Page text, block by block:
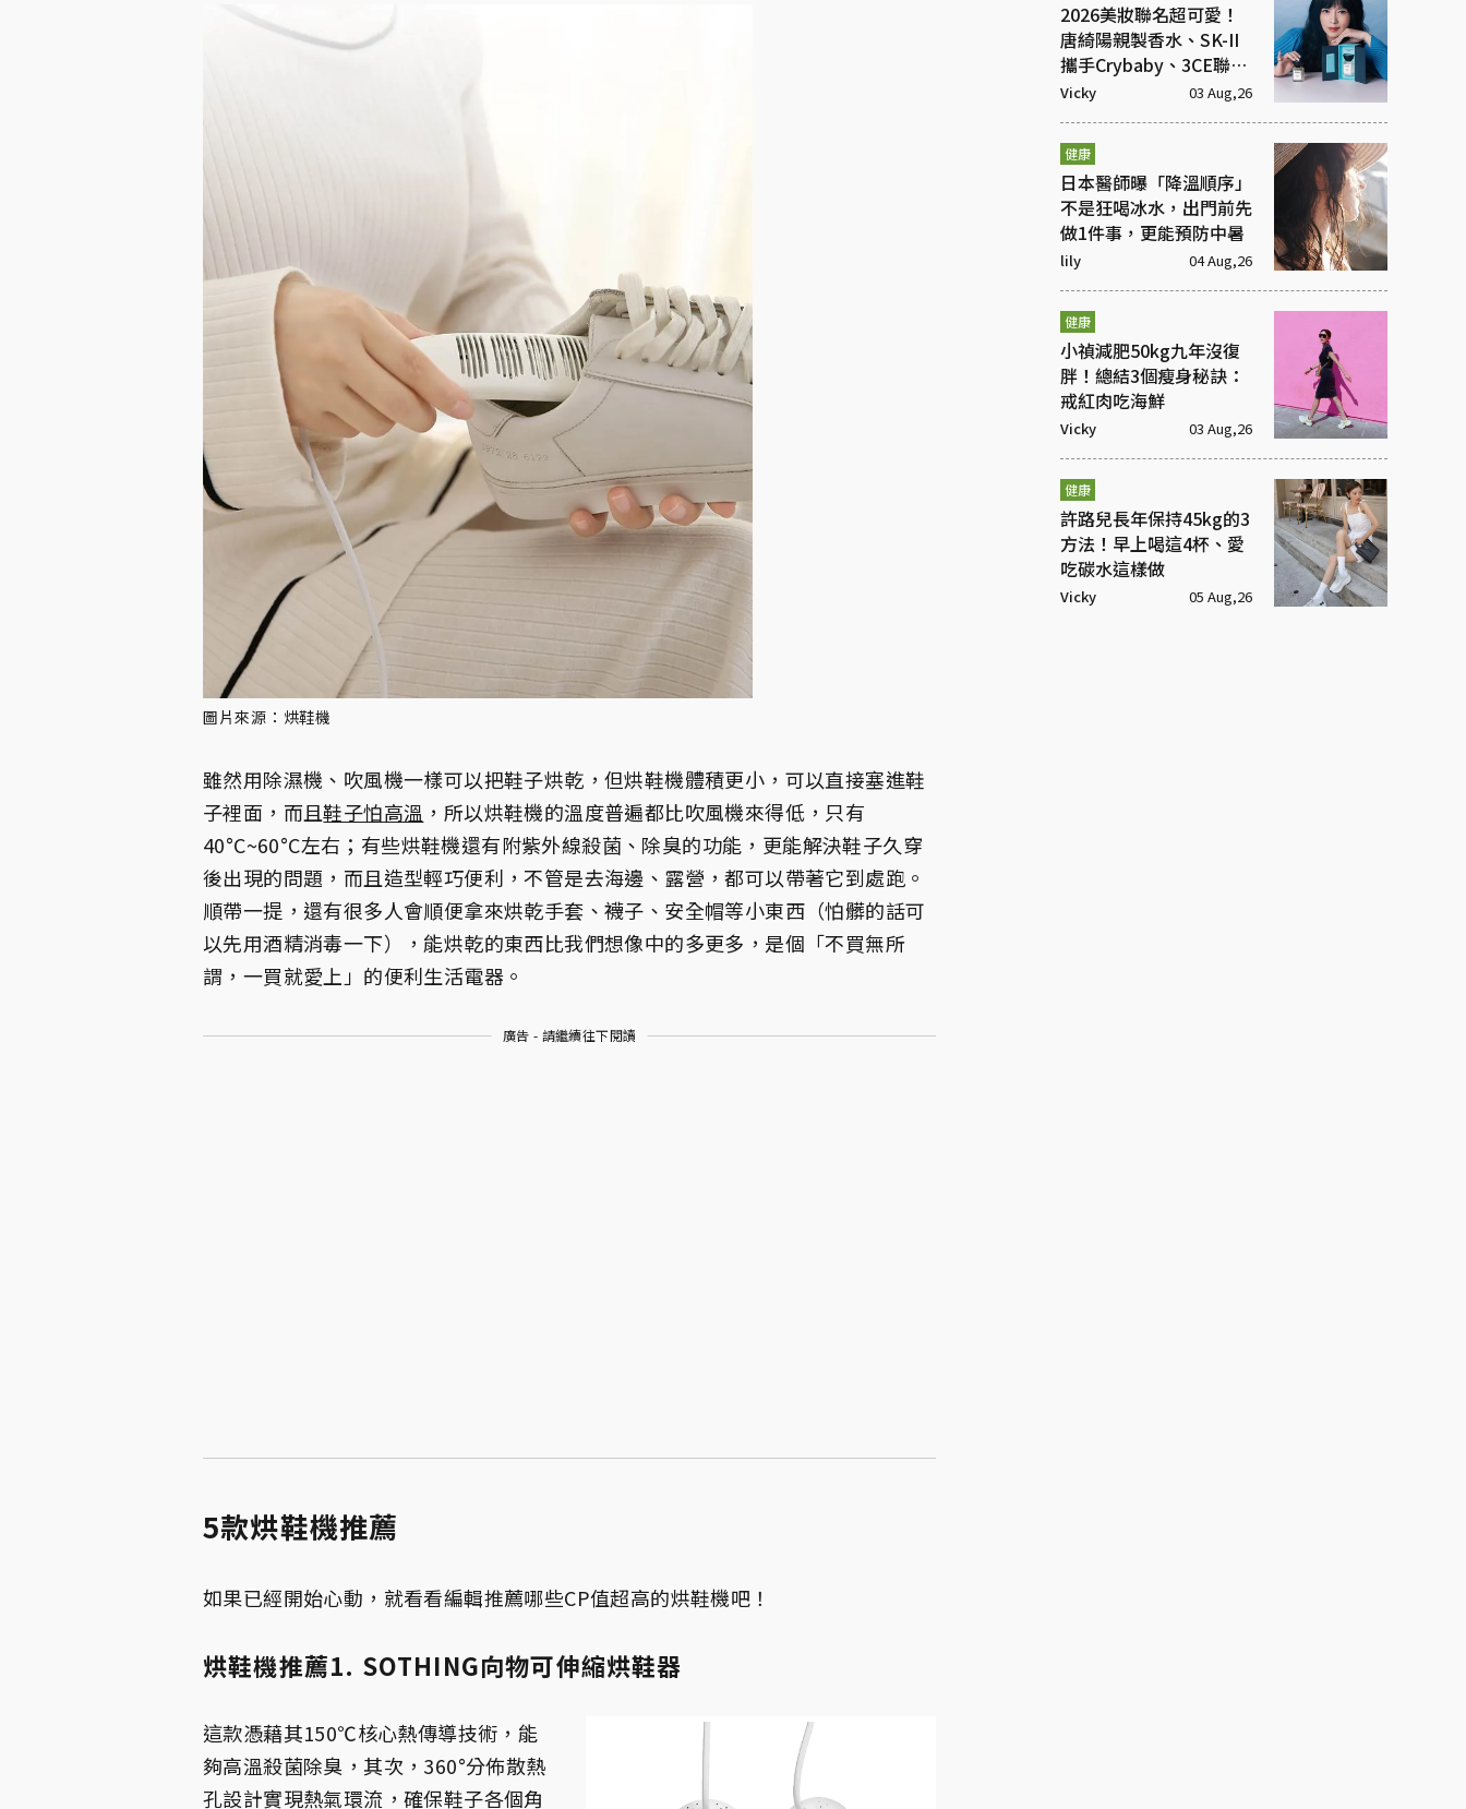
圖片來源：烘鞋機
雖然用除濕機、吹風機一樣可以把鞋子烘乾，但烘鞋機體積更小，可以直接塞進鞋
子裡面，而且鞋子怕高溫 ，所以烘鞋機的溫度普遍都比吹風機來得低，只有
40°C~60°C左右；有些烘鞋機還有附紫外線殺菌、除臭的功能，更能解決鞋子久穿
後出現的問題，而且造型輕巧便利，不管是去海邊、露營，都可以帶著它到處跑。
順帶一提，還有很多人會順便拿來烘乾手套、襪子、安全帽等小東西（怕髒的話可
以先用酒精消毒一下），能烘乾的東西比我們想像中的多更多，是個「不買無所
謂，一買就愛上」的便利生活電器。
廣告 - 請繼續往下閱讀
5款烘鞋機推薦
如果已經開始心動，就看看編輯推薦哪些CP值超高的烘鞋機吧！
烘鞋機推薦1. SOTHING向物可伸縮烘鞋器
這款憑藉其150℃核心熱傳導技術，能
夠高溫殺菌除臭，其次，360°分佈散熱
孔設計實現熱氣環流，確保鞋子各個角
2026美妝聯名超可愛！
唐綺陽親製香水、SK-II
攜手Crybaby、3CE聯名
超潮飾品
Vicky 03 Aug,26
健康
日本醫師曝「降溫順序」
不是狂喝冰水，出門前先
做1件事，更能預防中暑
lily 04 Aug,26
健康
小禎減肥50kg九年沒復
胖！總結3個瘦身秘訣：
戒紅肉吃海鮮
Vicky 03 Aug,26
健康
許路兒長年保持45kg的3
方法！早上喝這4杯、愛
吃碳水這樣做
Vicky 05 Aug,26